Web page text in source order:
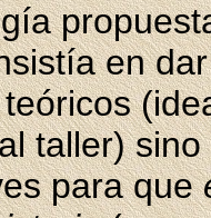
en
taller)
para que